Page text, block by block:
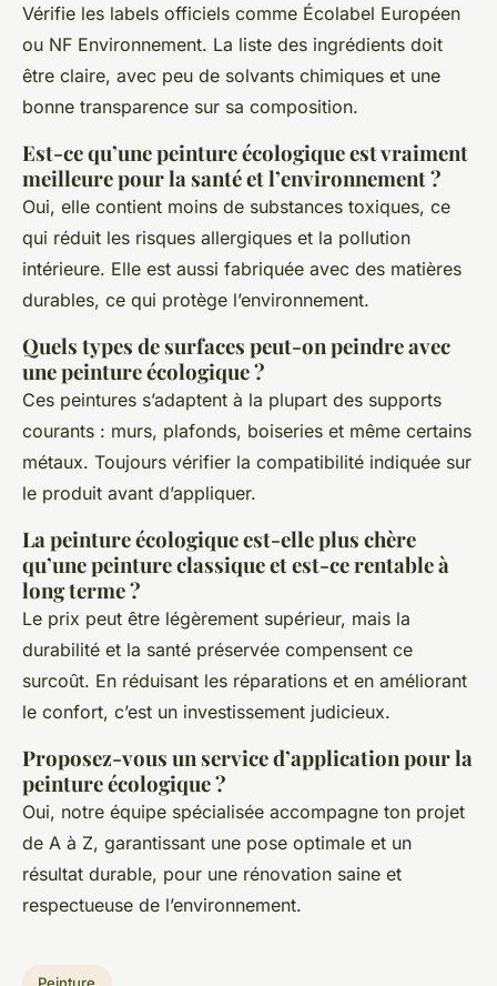
Vérifie les labels officiels comme Écolabel Européen
ou NF Environnement. La liste des ingrédients doit
être claire, avec peu de solvants chimiques et une
bonne transparence sur sa composition.
Est-ce qu’une peinture écologique est vraiment
meilleure pour la santé et l’environnement ?
Oui, elle contient moins de substances toxiques, ce
qui réduit les risques allergiques et la pollution
intérieure. Elle est aussi fabriquée avec des matières
durables, ce qui protège l’environnement.
Quels types de surfaces peut-on peindre avec
une peinture écologique ?
Ces peintures s’adaptent à la plupart des supports
courants : murs, plafonds, boiseries et même certains
métaux. Toujours vérifier la compatibilité indiquée sur
le produit avant d’appliquer.
La peinture écologique est-elle plus chère
qu’une peinture classique et est-ce rentable à
long terme ?
Le prix peut être légèrement supérieur, mais la
durabilité et la santé préservée compensent ce
surcoût. En réduisant les réparations et en améliorant
le confort, c’est un investissement judicieux.
Proposez-vous un service d’application pour la
peinture écologique ?
Oui, notre équipe spécialisée accompagne ton projet
de A à Z, garantissant une pose optimale et un
résultat durable, pour une rénovation saine et
respectueuse de l’environnement.
Peinture